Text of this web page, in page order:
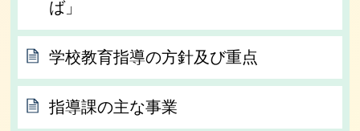
ば」
学校教育指導の方針及び重点
指導課の主な事業